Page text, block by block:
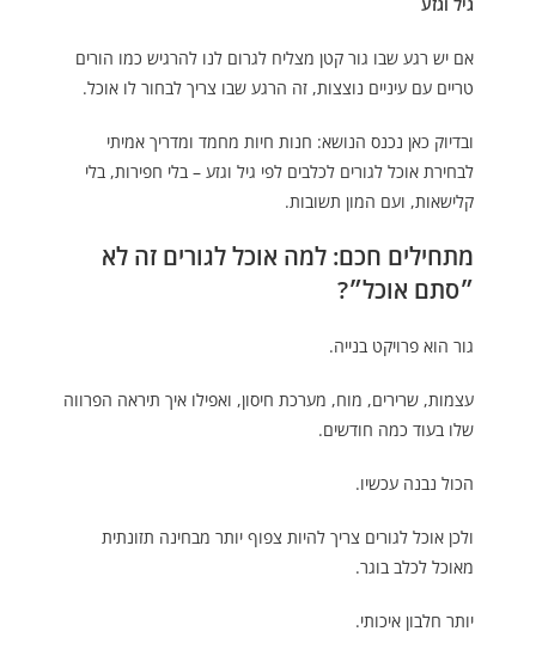
אם יש רגע שבו גור קטן מצליח לגרום לנו להרגיש כמו הורים
טריים עם עיניים נוצצות, זה הרגע שבו צריך לבחור לו אוכל.
ובדיוק כאן נכנס הנושא: חנות חיות מחמד ומדריך אמיתי
לבחירת אוכל לגורים לכלבים לפי גיל וגזע – בלי חפירות, בלי
קלישאות, ועם המון תשובות.
מתחילים חכם: למה אוכל לגורים זה לא
״סתם אוכל״?
גור הוא פרויקט בנייה.
עצמות, שרירים, מוח, מערכת חיסון, ואפילו איך תיראה הפרווה
שלו בעוד כמה חודשים.
הכול נבנה עכשיו.
ולכן אוכל לגורים צריך להיות צפוף יותר מבחינה תזונתית
מאוכל לכלב בוגר.
יותר חלבון איכותי.